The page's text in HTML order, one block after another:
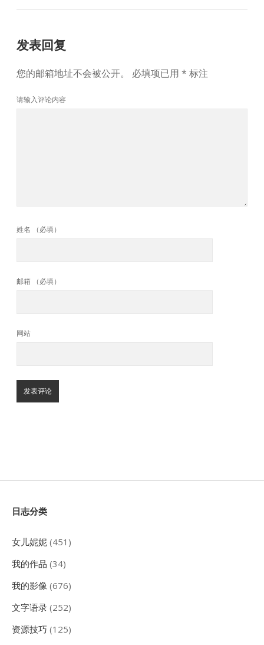
发表回复
您的邮箱地址不会被公开。 必填项已用 * 标注
请输入评论内容
姓名 （必填）
邮箱 （必填）
网站
Sidebar
日志分类
女儿妮妮 (451)
我的作品 (34)
我的影像 (676)
文字语录 (252)
资源技巧 (125)